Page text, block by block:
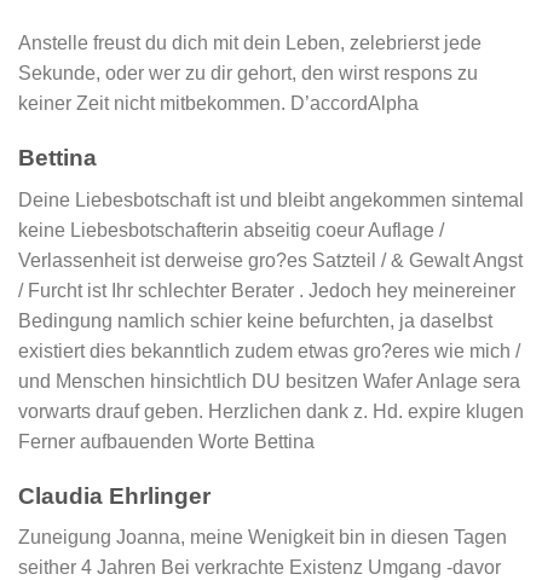
Anstelle freust du dich mit dein Leben, zelebrierst jede
Sekunde, oder wer zu dir gehort, den wirst respons zu
keiner Zeit nicht mitbekommen. D’accordAlpha
Bettina
Deine Liebesbotschaft ist und bleibt angekommen sintemal
keine Liebesbotschafterin abseitig coeur Auflage /
Verlassenheit ist derweise gro?es Satzteil / & Gewalt Angst
/ Furcht ist Ihr schlechter Berater . Jedoch hey meinereiner
Bedingung namlich schier keine befurchten, ja daselbst
existiert dies bekanntlich zudem etwas gro?eres wie mich /
und Menschen hinsichtlich DU besitzen Wafer Anlage sera
vorwarts drauf geben. Herzlichen dank z. Hd. expire klugen
Ferner aufbauenden Worte Bettina
Claudia Ehrlinger
Zuneigung Joanna, meine Wenigkeit bin in diesen Tagen
seither 4 Jahren Bei verkrachte Existenz Umgang -davor